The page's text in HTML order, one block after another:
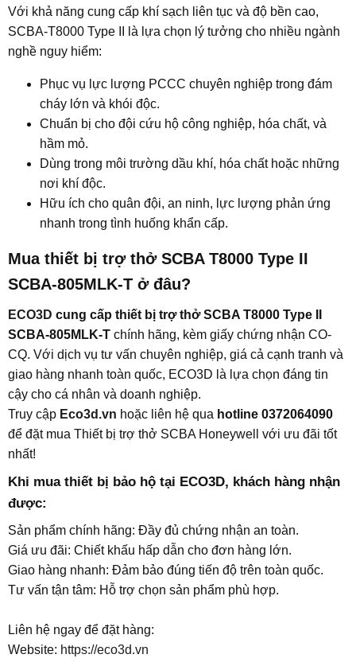
Với khả năng cung cấp khí sạch liên tục và độ bền cao,
SCBA-T8000 Type II là lựa chọn lý tưởng cho nhiều ngành
nghề nguy hiểm:
Phục vụ lực lượng PCCC chuyên nghiệp trong đám
cháy lớn và khói độc.
Chuẩn bị cho đội cứu hộ công nghiệp, hóa chất, và
hầm mỏ.
Dùng trong môi trường dầu khí, hóa chất hoặc những
nơi khí độc.
Hữu ích cho quân đội, an ninh, lực lượng phản ứng
nhanh trong tình huống khẩn cấp.
Mua thiết bị trợ thở SCBA T8000 Type II
SCBA-805MLK-T ở đâu?​
ECO3D cung cấp thiết bị trợ thở SCBA T8000 Type II
SCBA-805MLK-T chính hãng, kèm giấy chứng nhận CO-
CQ. Với dịch vụ tư vấn chuyên nghiệp, giá cả cạnh tranh và
giao hàng nhanh toàn quốc, ECO3D là lựa chọn đáng tin
cậy cho cá nhân và doanh nghiệp.
Truy cập Eco3d.vn hoặc liên hệ qua hotline 0372064090
để đặt mua Thiết bị trợ thở SCBA Honeywell với ưu đãi tốt
nhất!
Khi mua thiết bị bảo hộ tại ECO3D, khách hàng nhận
được:​
Sản phẩm chính hãng: Đầy đủ chứng nhận an toàn.
Giá ưu đãi: Chiết khấu hấp dẫn cho đơn hàng lớn.
Giao hàng nhanh: Đảm bảo đúng tiến độ trên toàn quốc.
Tư vấn tận tâm: Hỗ trợ chọn sản phẩm phù hợp.
Liên hệ ngay để đặt hàng:
Website: https://eco3d.vn